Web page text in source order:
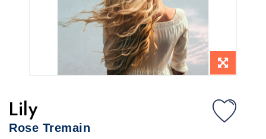
Lily
Rose Tremain